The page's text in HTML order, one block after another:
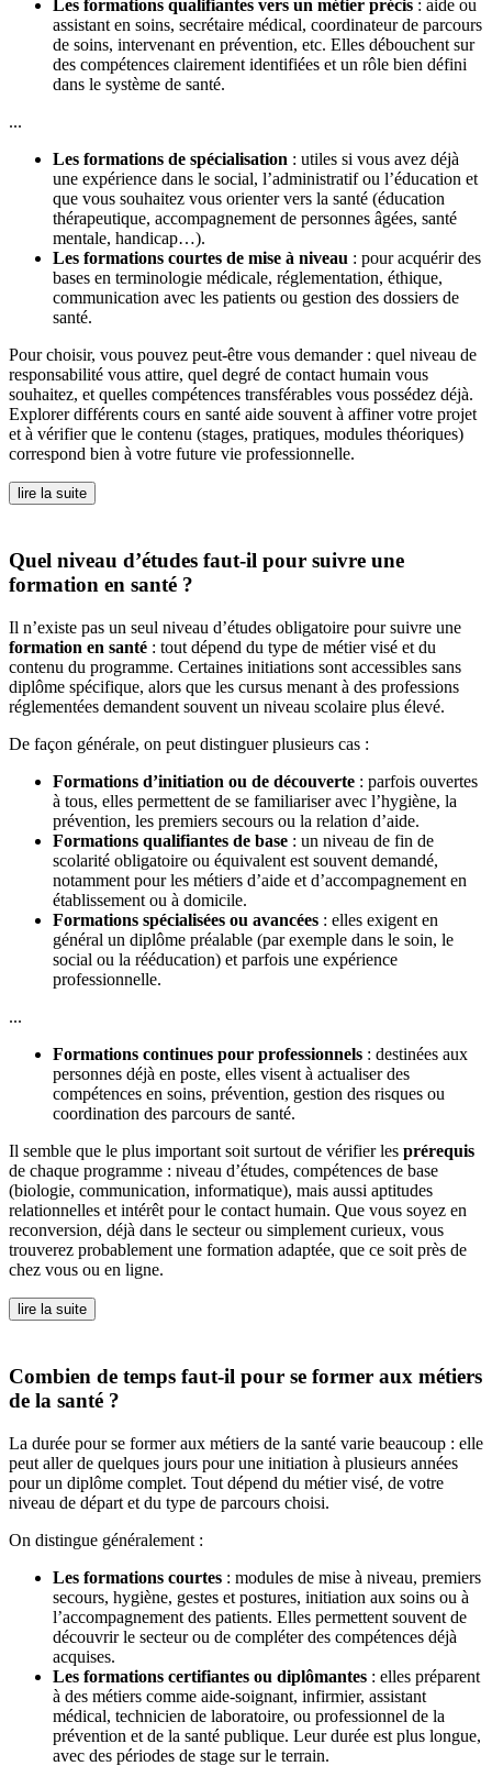
Les formations qualifiantes vers un métier précis : aide ou
assistant en soins, secrétaire médical, coordinateur de parcours
de soins, intervenant en prévention, etc. Elles débouchent sur
des compétences clairement identifiées et un rôle bien défini
dans le système de santé.
...
Les formations de spécialisation : utiles si vous avez déjà
une expérience dans le social, l’administratif ou l’éducation et
que vous souhaitez vous orienter vers la santé (éducation
thérapeutique, accompagnement de personnes âgées, santé
mentale, handicap…).
Les formations courtes de mise à niveau : pour acquérir des
bases en terminologie médicale, réglementation, éthique,
communication avec les patients ou gestion des dossiers de
santé.
Pour choisir, vous pouvez peut-être vous demander : quel niveau de
responsabilité vous attire, quel degré de contact humain vous
souhaitez, et quelles compétences transférables vous possédez déjà.
Explorer différents cours en santé aide souvent à affiner votre projet
et à vérifier que le contenu (stages, pratiques, modules théoriques)
correspond bien à votre future vie professionnelle.
lire la suite
Quel niveau d’études faut-il pour suivre une
formation en santé ?
Il n’existe pas un seul niveau d’études obligatoire pour suivre une
formation en santé : tout dépend du type de métier visé et du
contenu du programme. Certaines initiations sont accessibles sans
diplôme spécifique, alors que les cursus menant à des professions
réglementées demandent souvent un niveau scolaire plus élevé.
De façon générale, on peut distinguer plusieurs cas :
Formations d’initiation ou de découverte : parfois ouvertes
à tous, elles permettent de se familiariser avec l’hygiène, la
prévention, les premiers secours ou la relation d’aide.
Formations qualifiantes de base : un niveau de fin de
scolarité obligatoire ou équivalent est souvent demandé,
notamment pour les métiers d’aide et d’accompagnement en
établissement ou à domicile.
Formations spécialisées ou avancées : elles exigent en
général un diplôme préalable (par exemple dans le soin, le
social ou la rééducation) et parfois une expérience
professionnelle.
...
Formations continues pour professionnels : destinées aux
personnes déjà en poste, elles visent à actualiser des
compétences en soins, prévention, gestion des risques ou
coordination des parcours de santé.
Il semble que le plus important soit surtout de vérifier les prérequis
de chaque programme : niveau d’études, compétences de base
(biologie, communication, informatique), mais aussi aptitudes
relationnelles et intérêt pour le contact humain. Que vous soyez en
reconversion, déjà dans le secteur ou simplement curieux, vous
trouverez probablement une formation adaptée, que ce soit près de
chez vous ou en ligne.
lire la suite
Combien de temps faut-il pour se former aux métiers
de la santé ?
La durée pour se former aux métiers de la santé varie beaucoup : elle
peut aller de quelques jours pour une initiation à plusieurs années
pour un diplôme complet. Tout dépend du métier visé, de votre
niveau de départ et du type de parcours choisi.
On distingue généralement :
Les formations courtes : modules de mise à niveau, premiers
secours, hygiène, gestes et postures, initiation aux soins ou à
l’accompagnement des patients. Elles permettent souvent de
découvrir le secteur ou de compléter des compétences déjà
acquises.
Les formations certifiantes ou diplômantes : elles préparent
à des métiers comme aide-soignant, infirmier, assistant
médical, technicien de laboratoire, ou professionnel de la
prévention et de la santé publique. Leur durée est plus longue,
avec des périodes de stage sur le terrain.